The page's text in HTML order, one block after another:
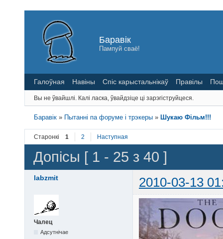
Баравік
Пампуй сваё!
Галоўная Навіны Спіс карыстальнікаў Правілы
Вы не ўвайшлі. Калі ласка, ўвайдзіце ці зарэгіструйцеся.
Баравік » Пытанні па форуме і трэкеры » Шукаю Фiльм!!!
Старонкі 1 2 Наступная
Допісы [ 1 - 25 з 40 ]
labzmit 2010-03-13
Чалец
Адсутнічае